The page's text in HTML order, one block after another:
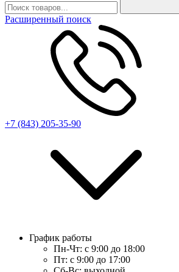
Расширенный поиск
+7 (843) 205-35-90
График работы
Пн-Чт: с 9:00 до 18:00
Пт: с 9:00 до 17:00